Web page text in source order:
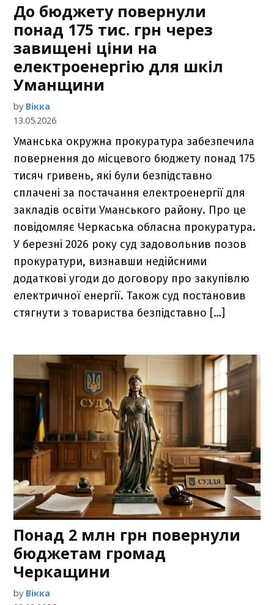
До бюджету повернули
понад 175 тис. грн через
завищені ціни на
електроенергію для шкіл
Уманщини
by Вікка
13.05.2026
Уманська окружна прокуратура забезпечила
повернення до місцевого бюджету понад 175
тисяч гривень, які були безпідставно
сплачені за постачання електроенергії для
закладів освіти Уманського району. Про це
повідомляє Черкаська обласна прокуратура.
У березні 2026 року суд задовольнив позов
прокуратури, визнавши недійсними
додаткові угоди до договору про закупівлю
електричної енергії. Також суд постановив
стягнути з товариства безпідставно […]
Понад 2 млн грн повернули
бюджетам громад
Черкащини
by Вікка